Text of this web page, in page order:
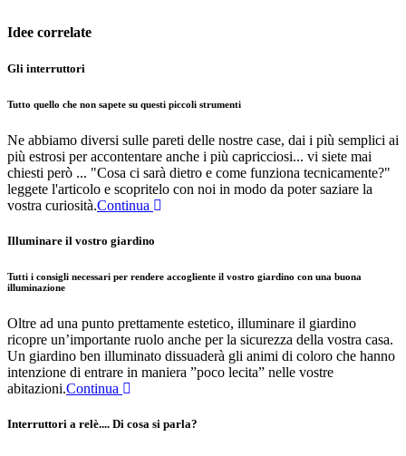
Idee correlate
Gli interruttori
Tutto quello che non sapete su questi piccoli strumenti
Ne abbiamo diversi sulle pareti delle nostre case, dai i più semplici ai
più estrosi per accontentare anche i più capricciosi... vi siete mai
chiesti però ... "Cosa ci sarà dietro e come funziona tecnicamente?"
leggete l'articolo e scopritelo con noi in modo da poter saziare la
vostra curiosità.Continua
Illuminare il vostro giardino
Tutti i consigli necessari per rendere accogliente il vostro giardino con una buona
illuminazione
Oltre ad una punto prettamente estetico, illuminare il giardino
ricopre un’importante ruolo anche per la sicurezza della vostra casa.
Un giardino ben illuminato dissuaderà gli animi di coloro che hanno
intenzione di entrare in maniera ”poco lecita” nelle vostre
abitazioni.Continua
Interruttori a relè.... Di cosa si parla?